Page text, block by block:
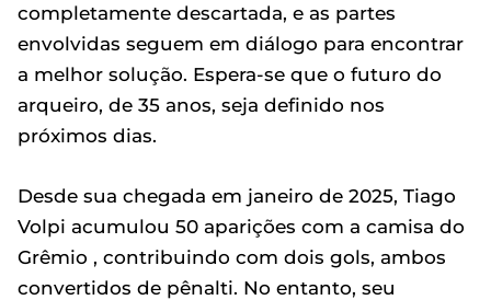
completamente descartada, e as partes
envolvidas seguem em diálogo para encontrar
a melhor solução. Espera-se que o futuro do
arqueiro, de 35 anos, seja definido nos
próximos dias.
Desde sua chegada em janeiro de 2025, Tiago
Volpi acumulou 50 aparições com a camisa do
Grêmio , contribuindo com dois gols, ambos
convertidos de pênalti. No entanto, seu